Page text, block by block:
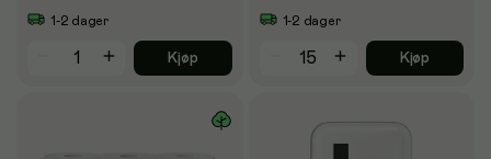
1-2 dager
Kjøp
1-2 dager
Kjøp